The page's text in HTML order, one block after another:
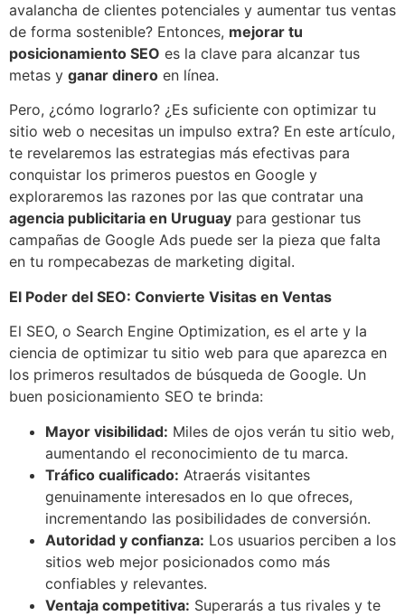
avalancha de clientes potenciales y aumentar tus ventas
de forma sostenible? Entonces, mejorar tu
posicionamiento SEO es la clave para alcanzar tus
metas y ganar dinero en línea.
Pero, ¿cómo lograrlo? ¿Es suficiente con optimizar tu
sitio web o necesitas un impulso extra? En este artículo,
te revelaremos las estrategias más efectivas para
conquistar los primeros puestos en Google y
exploraremos las razones por las que contratar una
agencia publicitaria en Uruguay para gestionar tus
campañas de Google Ads puede ser la pieza que falta
en tu rompecabezas de marketing digital.
El Poder del SEO: Convierte Visitas en Ventas
El SEO, o Search Engine Optimization, es el arte y la
ciencia de optimizar tu sitio web para que aparezca en
los primeros resultados de búsqueda de Google. Un
buen posicionamiento SEO te brinda:
Mayor visibilidad: Miles de ojos verán tu sitio web,
aumentando el reconocimiento de tu marca.
Tráfico cualificado: Atraerás visitantes
genuinamente interesados en lo que ofreces,
incrementando las posibilidades de conversión.
Autoridad y confianza: Los usuarios perciben a los
sitios web mejor posicionados como más
confiables y relevantes.
Ventaja competitiva: Superarás a tus rivales y te